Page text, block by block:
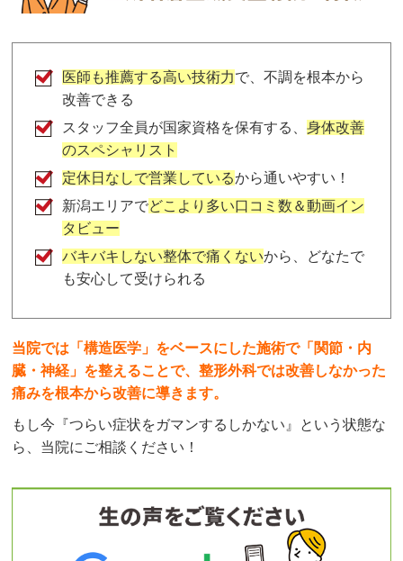
医師も推薦する高い技術力で、不調を根本から
改善できる
スタッフ全員が国家資格を保有する、身体改善
のスペシャリスト
定休日なしで営業しているから通いやすい！
新潟エリアでどこより多い口コミ数＆動画イン
タビュー
バキバキしない整体で痛くないから、どなたで
も安心して受けられる
当院では「構造医学」をベースにした施術で「関節・内
臓・神経」を整えることで、整形外科では改善しなかった
痛みを根本から改善に導きます。
もし今『つらい症状をガマンするしかない』という状態な
ら、当院にご相談ください！